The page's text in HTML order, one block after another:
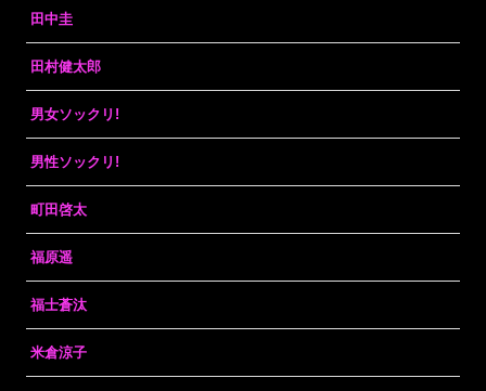
田中圭
田村健太郎
男女ソックリ!
男性ソックリ!
町田啓太
福原遥
福士蒼汰
米倉涼子